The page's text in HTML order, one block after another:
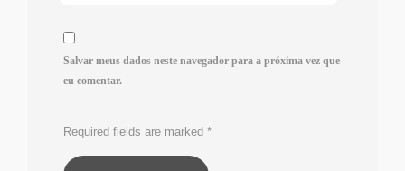
Salvar meus dados neste navegador para a próxima vez que
eu comentar.
Required fields are marked *